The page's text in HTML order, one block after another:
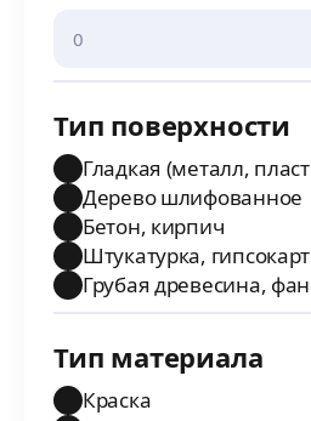
Тип поверхности
Гладкая (металл,
Дерево шлифованное
Бетон, кирпич
Штукатурка,
Грубая древесина,
Тип материала
Краска